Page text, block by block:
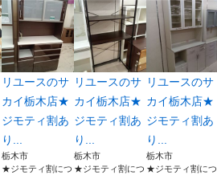
リユースのサ
カイ栃木店★
ジモティ割あ
り...
栃木市
★ジモティ割につ
リユースのサ
カイ栃木店★
ジモティ割あ
り...
栃木市
★ジモティ割につ
リユースのサ
カイ栃木店★
ジモティ割あ
り...
栃木市
★ジモティ割につ